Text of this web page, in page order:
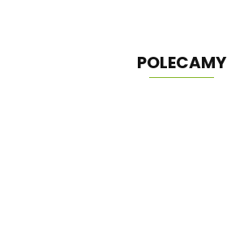
POLECAMY